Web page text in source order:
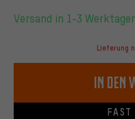
Versand in 1-3
Lieferung
In den
FAST